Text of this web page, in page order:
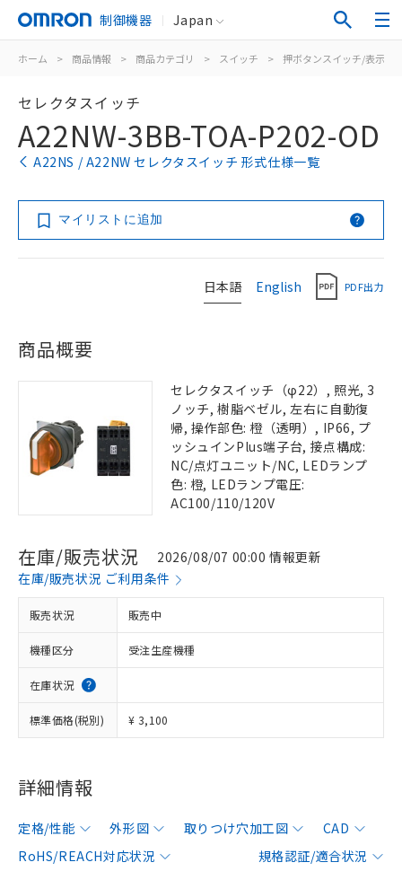
制御機器 Japan
ホーム > 商品情報 > 商品カテゴリ > スイッチ > 押ボタンスイッチ/表示灯
セレクタスイッチ
A22NW-3BB-TOA-P202-OD
A22NS / A22NW セレクタスイッチ 形式仕様一覧
マイリストに追加
日本語 English PDF出力
商品概要
セレクタスイッチ（φ22）, 照光, 3
ノッチ, 樹脂ベゼル, 左右に自動復
帰, 操作部色: 橙（透明）, IP66, プ
ッシュインPlus端子台, 接点構成:
NC/点灯ユニット/NC, LEDランプ
色: 橙, LEDランプ電圧:
AC100/110/120V
在庫/販売状況
2026/08/07 00:00 情報更新
在庫/販売状況 ご利用条件
販売状況 販売中
機種区分 受注生産機種
在庫状況
標準価格(税別) ¥ 3,100
詳細情報
定格/性能 外形図 取りつけ穴加工図
CAD
RoHS/REACH対応状況
規格認証/適合状況